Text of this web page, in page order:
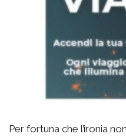
Per fortuna che l’ironia